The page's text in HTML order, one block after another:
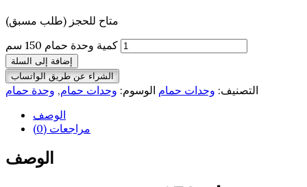
متاح للحجز (طلب مسبق)
كمية وحدة حمام 150 سم
إضافة إلى السلة
الشراء عن طريق الواتساب
التصنيف: وحدات حمام الوسوم: وحدات حمام, وحدة حمام
الوصف
مراجعات (0)
الوصف